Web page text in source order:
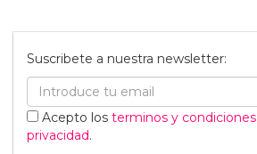
Suscribete a nuestra newsletter:
Acepto los terminos y condiciones
privacidad.